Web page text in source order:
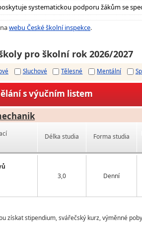
systematickou podporu žákům se
webu České školní inspekce.
pro školní rok 2026/2027
Sluchové Tělesné Mentální
s výučním listem
Délka studia Forma studia
3,0 Denní
získat stipendium, svářečský kurz, výměnné